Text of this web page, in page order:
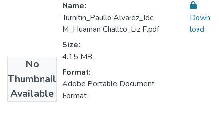
No
Thumbnail
Available
Name:
Turnitin_Paullo Alvarez_Ide
M_Huaman Challco_Liz F.pdf
Size:
4.15 MB
Format:
Adobe Portable Document
Format
Down
load